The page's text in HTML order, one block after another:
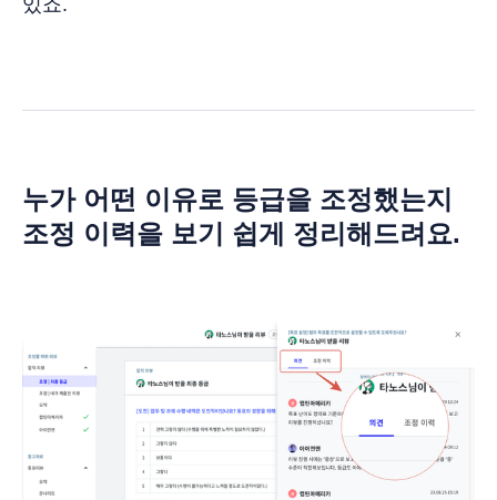
있죠.
누가 어떤 이유로 등급을 조정했는지
조정 이력을 보기 쉽게 정리해드려요.